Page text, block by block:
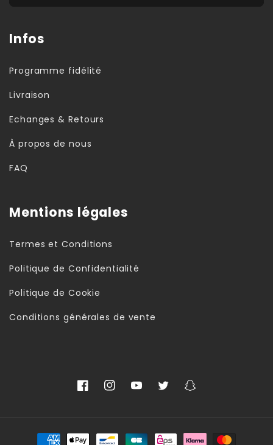
Infos
Programme fidélité
Livraison
Echanges & Retours
À propos de nous
FAQ
Mentions légales
Termes et Conditions
Politique de Confidentialité
Politique de Cookie
Conditions générales de vente
FacebookInstagramYouTubeTwitterSnapchat
Moyens